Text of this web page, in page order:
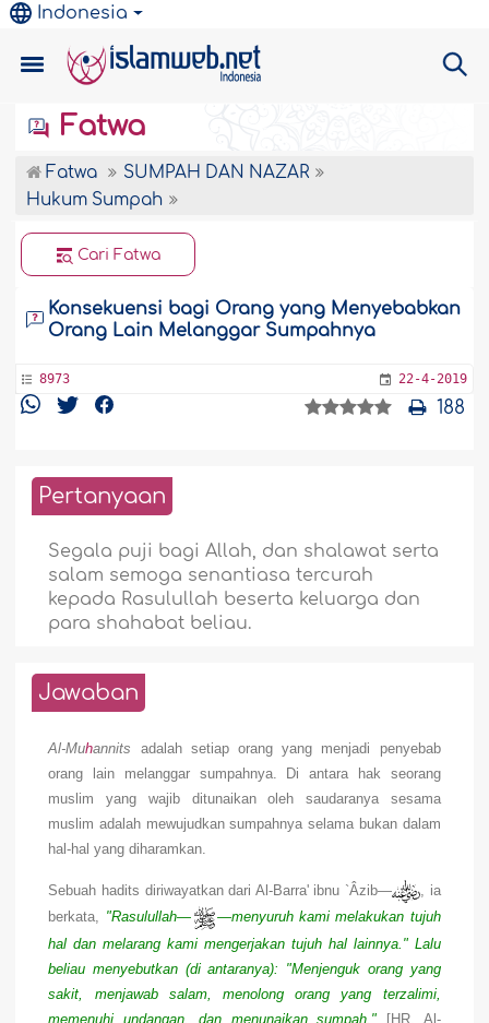
Indonesia
Fatwa
Fatwa
SUMPAH DAN NAZAR
Hukum Sumpah
Cari Fatwa
Konsekuensi bagi Orang yang Menyebabkan
Orang Lain Melanggar Sumpahnya
8973 22-4-2019
188
Pertanyaan
Segala puji bagi Allah, dan shalawat serta
salam semoga senantiasa tercurah
kepada Rasulullah beserta keluarga dan
para shahabat beliau.
Jawaban
Al-Muhannits adalah setiap orang yang menjadi penyebab
orang lain melanggar sumpahnya. Di antara hak seorang
muslim yang wajib ditunaikan oleh saudaranya sesama
muslim adalah mewujudkan sumpahnya selama bukan dalam
hal-hal yang diharamkan.
Sebuah hadits diriwayatkan dari Al-Barra' ibnu `Âzib—
, ia
berkata, "Rasulullah—
—menyuruh kami melakukan tujuh
hal dan melarang kami mengerjakan tujuh hal lainnya." Lalu
beliau menyebutkan (di antaranya): "Menjenguk orang yang
sakit, menjawab salam, menolong orang yang terzalimi,
memenuhi undangan, dan menunaikan sumpah." [HR. Al-